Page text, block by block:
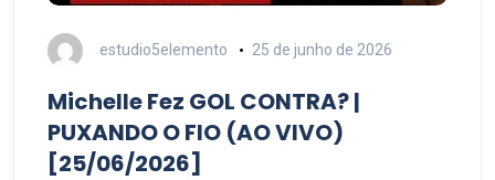
estudio5elemento 25 de junho de 2026
Michelle Fez GOL CONTRA? |
PUXANDO O FIO (AO VIVO)
[25/06/2026]